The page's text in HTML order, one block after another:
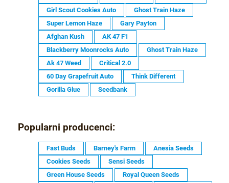
Girl Scout Cookies Auto
Ghost Train Haze
Super Lemon Haze
Gary Payton
Afghan Kush
AK 47 F1
Blackberry Moonrocks Auto
Ghost Train Haze
Ak 47 Weed
Critical 2.0
60 Day Grapefruit Auto
Think Different
Gorilla Glue
Seedbank
Popularni producenci:
Fast Buds Barney's Farm
Anesia Seeds
Cookies Seeds
Sensi Seeds
Green House Seeds
Royal Queen Seeds